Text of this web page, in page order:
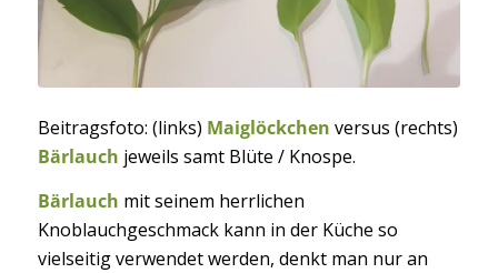
Beitragsfoto: (links) Maiglöckchen versus (rechts)
Bärlauch jeweils samt Blüte / Knospe.
Bärlauch mit seinem herrlichen
Knoblauchgeschmack kann in der Küche so
vielseitig verwendet werden, denkt man nur an